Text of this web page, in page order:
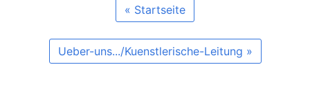
« Startseite
Ueber-uns.../Kuenstlerische-Leitung »